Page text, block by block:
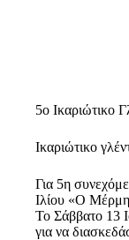
5ο Ικαριώτικο
Ικαριώτικο
Για 5η
Ιλίου «Ο
Το Σάββατο 13
για να